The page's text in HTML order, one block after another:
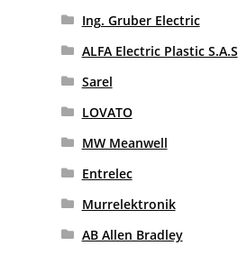
Ing. Gruber Electric
ALFA Electric Plastic S.A.S
Sarel
LOVATO
MW Meanwell
Entrelec
Murrelektronik
AB Allen Bradley